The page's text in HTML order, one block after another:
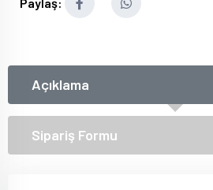
Açıklama
Sipariş Formu